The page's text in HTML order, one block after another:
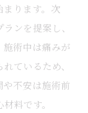
ります。次
ンを提案し、
術中は痛みが
ているため、
不安は施術前
料です。